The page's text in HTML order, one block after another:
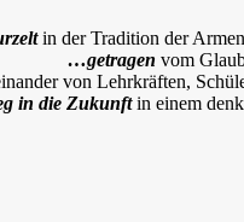
in der Tradition der
…getragen vom
von Lehrkräften,
in die Zukunft in einem